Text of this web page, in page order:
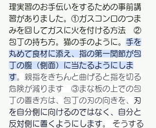
理実習のお手伝いをするための事前講
習がありました。①ガスコンロのつま
みを回してガスに火を付ける方法　②
包丁の持ち方。猫の手のように。 手を
丸めて食材に添え、指の第一関節が包
丁の腹（側面）に当たるようにしま
す。親指をきちんと曲げると指を切る
危険が減ります　③まな板の上での包
丁の置き方は、包丁の刃の向きを、 刃
を自分側に向けるのではなく、自分と
反対側に置くようにします。 そうする